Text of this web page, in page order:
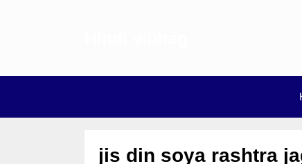
jis din soya rashtra